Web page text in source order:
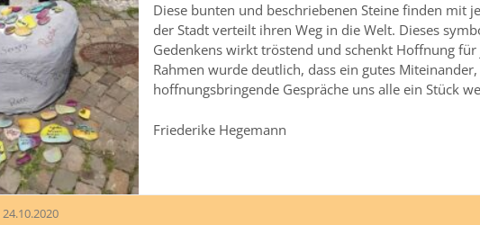
Diese bunten und beschriebenen Steine finden mit
der Stadt verteilt ihren Weg in die Welt. Dieses
Gedenkens wirkt tröstend und schenkt Hoffnung
Rahmen wurde deutlich, dass ein gutes
hoffnungsbringende Gespräche uns alle ein Stück
Friederike Hegemann
24.10.2020